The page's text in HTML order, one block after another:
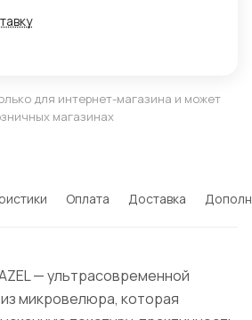
для интернет-магазина и может
магазинах
Оплата Доставка
— ультрасовременной
микровелюра, которая